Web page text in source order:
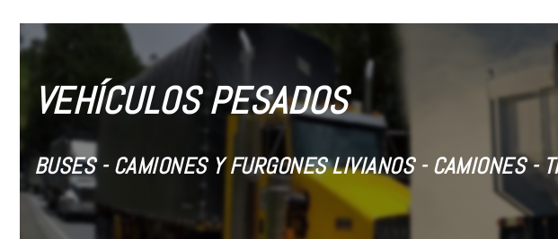
VEHÍCULOS PESADOS
BUSES - CAMIONES Y FURGONES LIVIANOS - CAMIONES -